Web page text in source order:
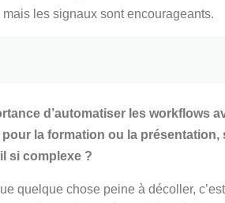
les signaux sont encourageants.
d’automatiser les workflows
la formation ou la
si complexe ?
quelque chose peine à décoller,